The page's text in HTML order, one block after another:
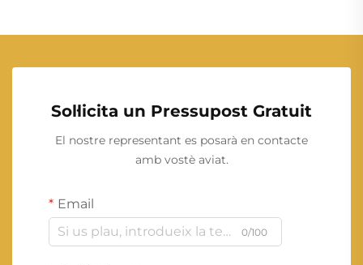
Sol·licita un Pressupost Gratuit
El nostre representant es posarà en contacte
amb vostè aviat.
Email
0/100